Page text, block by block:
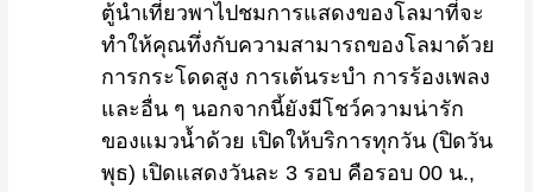
ตู้นำเที่ยวพาไปชมการแสดงของโลมาที่จะ
ทำให้คุณทึ่งกับความสามารถของโลมาด้วย
การกระโดดสูง การเต้นระบำ การร้องเพลง
และอื่น ๆ นอกจากนี้ยังมีโชว์ความน่ารัก
ของแมวน้ำด้วย เปิดให้บริการทุกวัน (ปิดวัน
พุธ) เปิดแสดงวันละ 3 รอบ คือรอบ 00 น.,